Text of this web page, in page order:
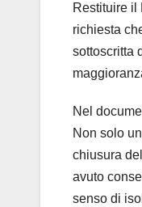
Restituire il
richiesta
sottoscritta
Nel
Non solo
chiusura
avuto
senso di